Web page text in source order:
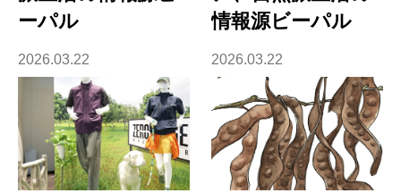
ーパル
2026.03.22
情報源ビーパル
2026.03.22